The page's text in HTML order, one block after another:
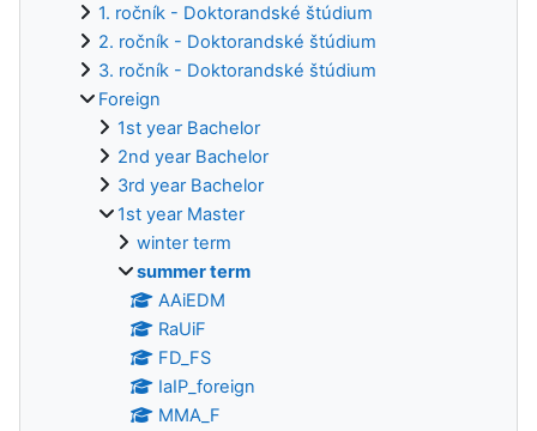
1. ročník - Doktorandské štúdium
2. ročník - Doktorandské štúdium
3. ročník - Doktorandské štúdium
Foreign
1st year Bachelor
2nd year Bachelor
3rd year Bachelor
1st year Master
winter term
summer term
AAiEDM
RaUiF
FD_FS
IaIP_foreign
MMA_F